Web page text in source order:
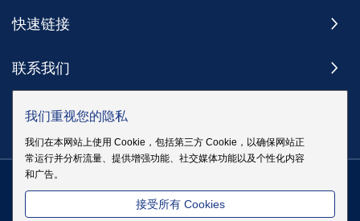
快速链接
联系我们
订阅
版权 @ 伊戈尔电气股份有限公司版权所有| 站点地图 | 隐私政策 粤
我们重视您的隐私
我们在本网站上使用 Cookie，包括第三方 Cookie，以确保网站正
常运行并分析流量、提供增强功能、社交媒体功能以及个性化内容
和广告。
接受所有 Cookies